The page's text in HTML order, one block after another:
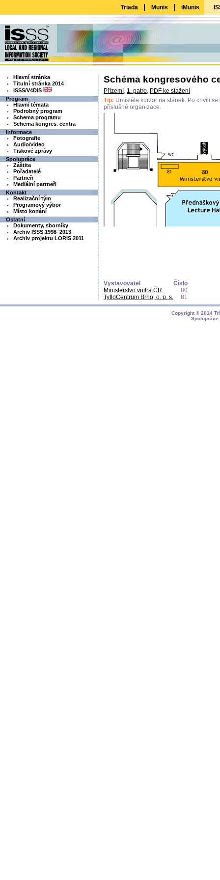
Triada Munis iMunis
Hlavní stránka
Titulní stránka 2014
ISSS/V4DIS
Program
Hlavní témata
Podrobný program
Schema programu
Schema kongres. centra
Informace
Fotografie
Audio/video
Tiskové zprávy
Spolupráce
Záštita
Pořadatelé
Partneři
Mediální partneři
Kontakt
Realizační tým
Programový výbor
Místo konání
Ostatní
Dokumenty, sborníky
Archiv ISSS 1998–2013
Archiv projektu LORIS 2011
Schéma kongresového
Přízemí, 1. patro, PDF ke stažení
Tip: Umístěte kurzor na stánek. Po chvíli
příslušné organizace.
Vystavovatel
Číslo
Ministerstvo vnitra ČR
80
TyfloCentrum Brno, o. p. s.
81
Copyright © 2014